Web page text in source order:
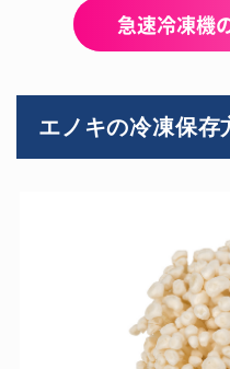
急速冷凍機
エノキの冷凍保存